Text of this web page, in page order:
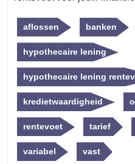
aflossen banken
hypothecaire lening
hypothecaire lening
kredietwaardigheid
rentevoet tarief
variabel vast